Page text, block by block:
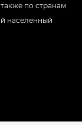
по странам
населенный